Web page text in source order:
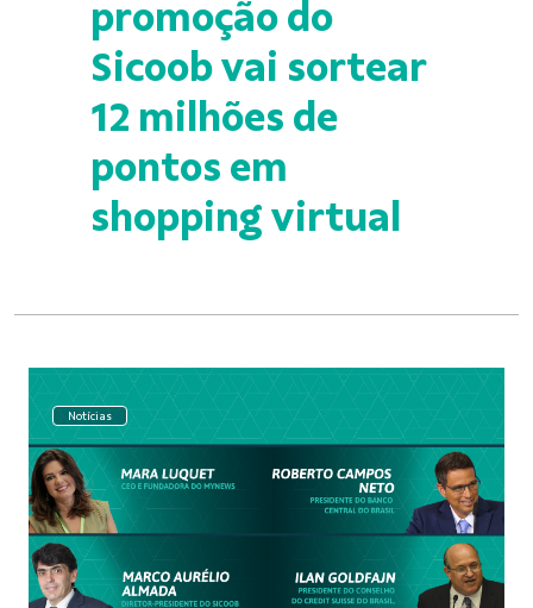
promoção do
Sicoob vai sortear
12 milhões de
pontos em
shopping virtual
Notícias